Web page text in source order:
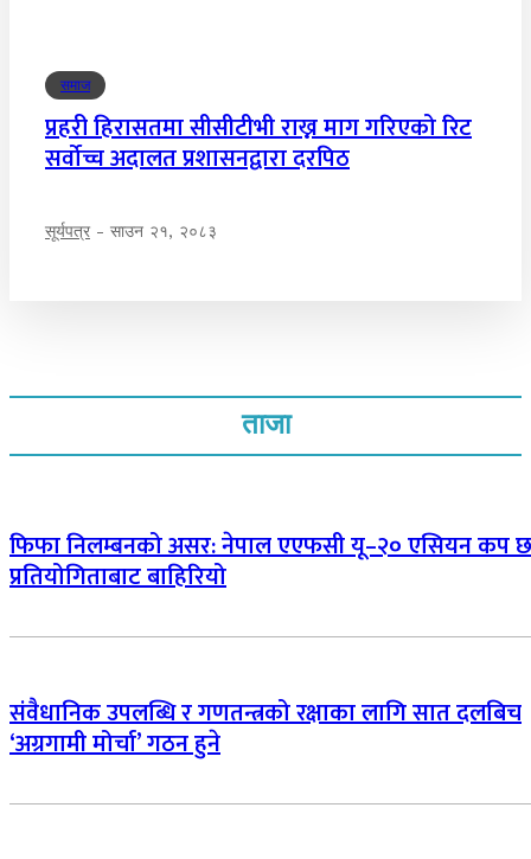
समाज
प्रहरी हिरासतमा सीसीटीभी राख्न माग गरिएको रिट
सर्वोच्च अदालत प्रशासनद्वारा दरपिठ
सूर्यपत्र - साउन २१, २०८३
ताजा
फिफा निलम्बनको असर: नेपाल एएफसी यू–२० एसियन कप
प्रतियोगिताबाट बाहिरियो
संवैधानिक उपलब्धि र गणतन्त्रको रक्षाका लागि सात दलबिच
‘अग्रगामी मोर्चा’ गठन हुने